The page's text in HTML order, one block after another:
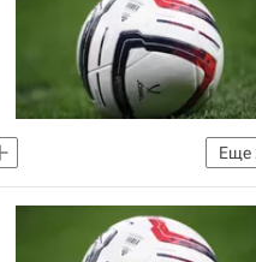
Еще